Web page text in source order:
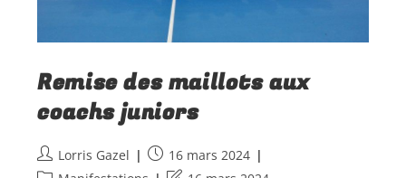
Remise des maillots aux
coachs juniors
Lorris Gazel
16 mars 2024